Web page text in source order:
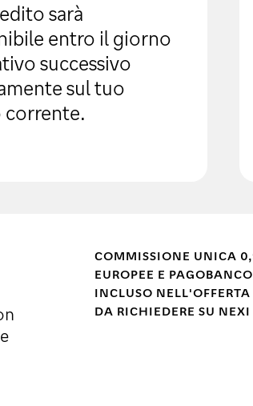
sarà
entro il giorno
successivo
sul tuo
COMMISSIONE UNICA
EUROPEE E
INCLUSO
DA RICHIEDERE SU NEXI